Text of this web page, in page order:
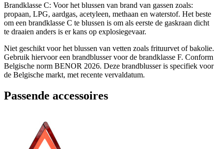
Brandklasse C: Voor het blussen van brand van gassen zoals:
propaan, LPG, aardgas, acetyleen, methaan en waterstof. Het beste
om een brandklasse C te blussen is om als eerste de gaskraan dicht
te draaien anders is er kans op explosiegevaar.
Niet geschikt voor het blussen van vetten zoals frituurvet of bakolie.
Gebruik hiervoor een brandblusser voor de brandklasse F. Conform
Belgische norm BENOR 2026. Deze brandblusser is specifiek voor
de Belgische markt, met recente vervaldatum.
Passende accessoires